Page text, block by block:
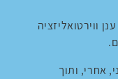
בפרויקטי ענן ווירטואליזציה
אחרי, ותוך